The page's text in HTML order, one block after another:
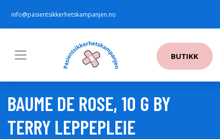
info@pasientsikkerhetskampanjen.no
BUTIKK
BAUME DE ROSE, 10 G BY
TERRY LEPPEPLEIE